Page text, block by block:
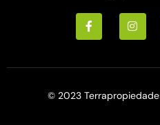
© 2023